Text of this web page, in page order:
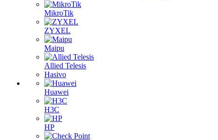
MikroTik
ZYXEL
Maipu
Allied Telesis
Hasivo
Huawei
H3C
HP